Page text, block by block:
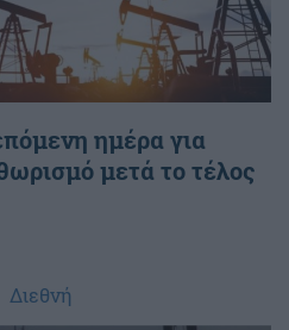
ημέρα για
μετά το τέλος
Διεθνή